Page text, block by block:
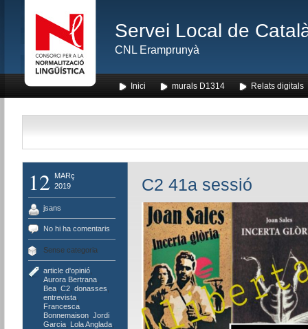
Servei Local de
CNL Eramprunyà
Inici murals D1314 Relats digitals
12
MARç
2019
jsans
No hi ha comentaris
Sense categoria
article d'opinió,
Aurora Bertrana,
Bea, C2, donasses
entrevista,
Francesca
Bonnemaison, Jordi
Garcia, Lola Anglada,
C2 41a sessió